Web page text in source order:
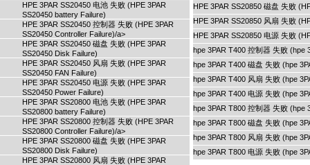
HPE 3PAR SS20450 电池 失败 (HPE 3PAR
SS20450 battery Failure)
HPE 3PAR SS20450 控制器 失败 (HPE 3PAR
SS20450 Controller Failure)/a>
HPE 3PAR SS20450 磁盘 失败 (HPE 3PAR
SS20450 Disk Failure)
HPE 3PAR SS20450 风扇 失败 (HPE 3PAR
SS20450 FAN Failure)
HPE 3PAR SS20450 电源 失败 (HPE 3PAR
SS20450 Power Failure)
HPE 3PAR SS20800 电池 失败 (HPE 3PAR
SS20800 battery Failure)
HPE 3PAR SS20800 控制器 失败 (HPE 3PAR
SS20800 Controller Failure)/a>
HPE 3PAR SS20800 磁盘 失败 (HPE 3PAR
SS20800 Disk Failure)
HPE 3PAR SS20800 风扇 失败 (HPE 3PAR
HPE 3PAR SS20850 磁盘 失败
HPE 3PAR SS20850 风扇 失败
HPE 3PAR SS20850 电源 失败
hpe 3PAR T400 控制器 失败 (hpe
hpe 3PAR T400 磁盘 失败 (hpe
hpe 3PAR T400 风扇 失败 (hpe
hpe 3PAR T400 电源 失败 (hpe
hpe 3PAR T800 控制器 失败 (hpe
hpe 3PAR T800 磁盘 失败 (hpe
hpe 3PAR T800 风扇 失败 (hpe
hpe 3PAR T800 电源 失败 (hpe